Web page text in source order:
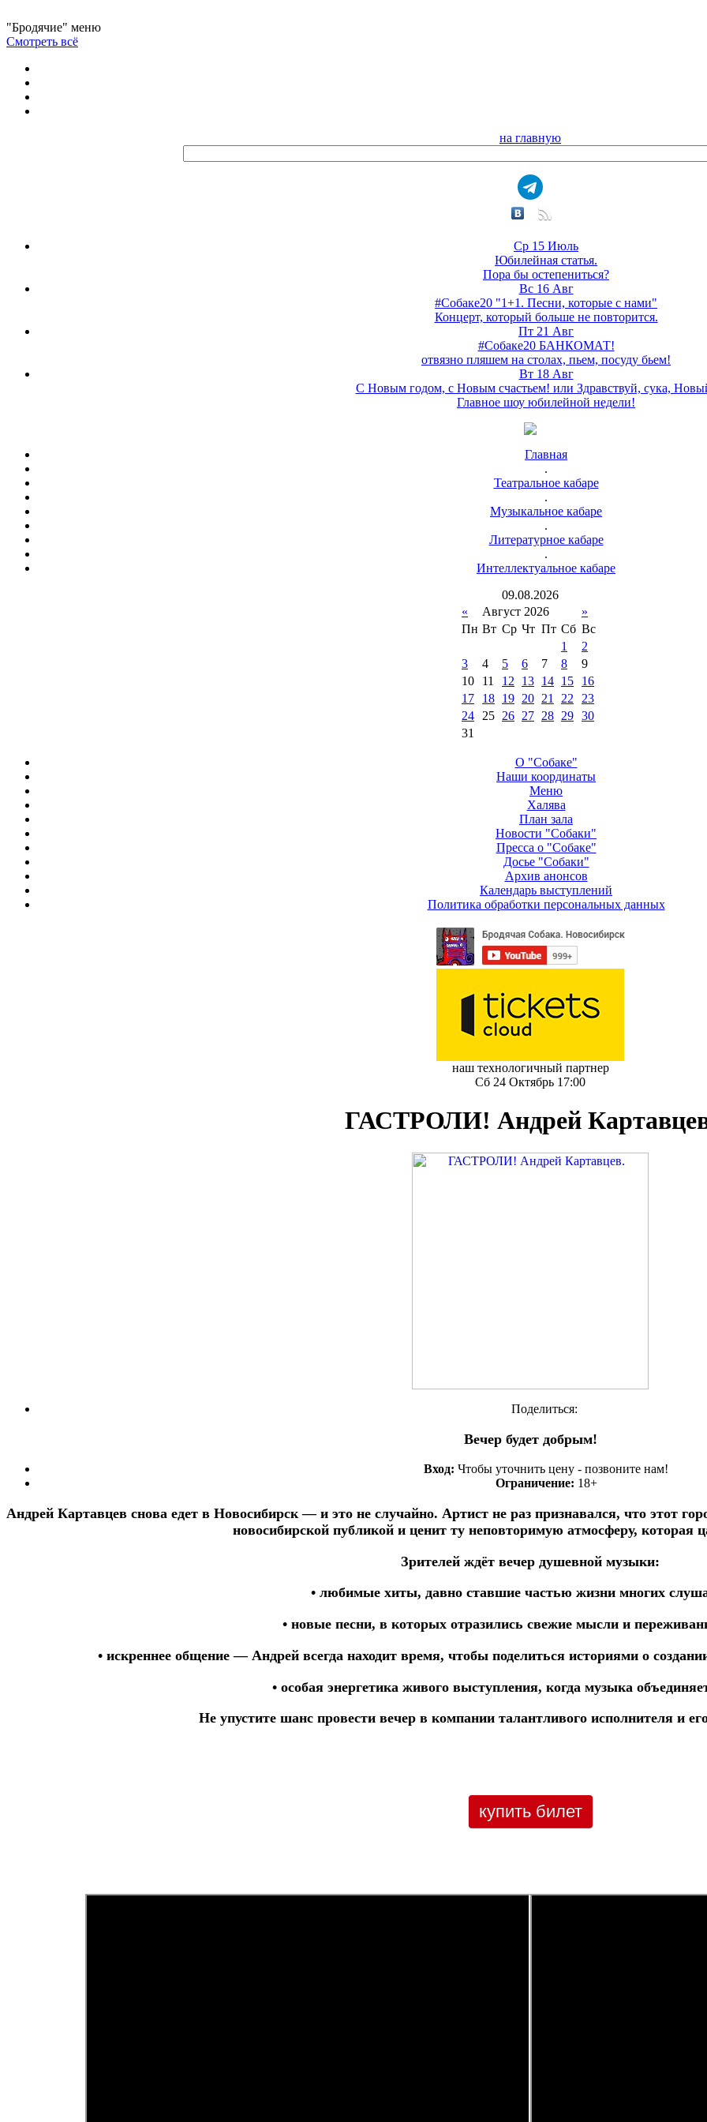
"Бродячие" меню
Смотреть всё
на главную
Ср 15 Июль
Юбилейная статья.
Пора бы остепениться?
Вс 16 Авг
#Собаке20 "1+1. Песни, которые с нами"
Концерт, который больше не повторится.
Пт 21 Авг
#Собаке20 БАНКОМАТ!
отвязно пляшем на столах, пьем, посуду бьем!
Вт 18 Авг
С Новым годом, с Новым счастьем! или Здравствуй, сука,
Главное шоу юбилейной недели!
Главная
.
Театральное кабаре
.
Музыкальное кабаре
.
Литературное кабаре
.
Интеллектуальное кабаре
09.08.2026
«
Август 2026
»
Пн Вт Ср Чт Пт Сб Вс
1
2
3
4 5 6 7 8
9
10
11 12 13 14 15
16
17
18 19 20 21 22
23
24
25 26 27 28 29 30
31
О "Собаке"
Наши координаты
Меню
Халява
План зала
Новости "Собаки"
Пресса о "Собаке"
Досье "Собаки"
Архив анонсов
Календарь выступлений
Политика обработки персональных данных
наш технологичный партнер
Сб 24 Октябрь 17:00
ГАСТРОЛИ! Андрей
Поделиться:
Вечер будет добрым!
Вход: Чтобы уточнить цену - позвоните нам!
Ограничение: 18+
Андрей Картавцев снова едет в Новосибирск — и это не случайно. Артист не раз признавался, что этот
новосибирской публикой и ценит ту неповторимую атмосферу, которая
Зрителей ждёт вечер душевной музыки:
• любимые хиты, давно ставшие частью жизни многих
• новые песни, в которых отразились свежие мысли и
• искреннее общение — Андрей всегда находит время, чтобы поделиться историями о
• особая энергетика живого выступления, когда музыка
Не упустите шанс провести вечер в компании талантливого исполнителя и
купить билет